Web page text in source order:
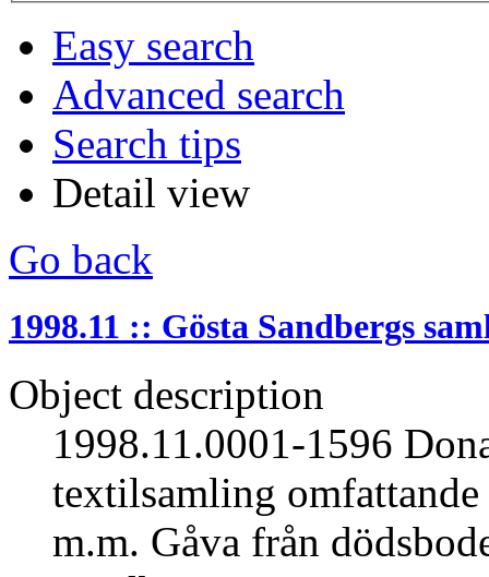
Easy search
Advanced search
Search tips
Detail view
Go back
1998.11 :: Gösta Sandbergs
Object description
1998.11.0001-1596
textilsamling
m.m. Gåva från